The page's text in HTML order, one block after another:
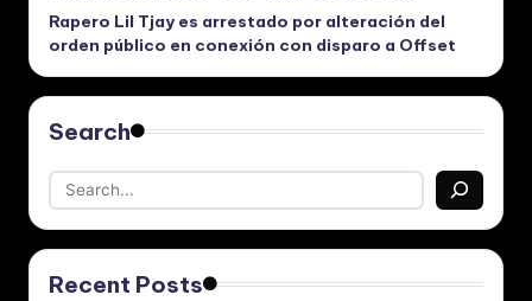
Rapero Lil Tjay es arrestado por alteración del
orden público en conexión con disparo a Offset
Search
Recent Posts